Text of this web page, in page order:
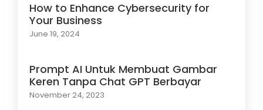
How to Enhance Cybersecurity for
Your Business
June 19, 2024
Prompt AI Untuk Membuat Gambar
Keren Tanpa Chat GPT Berbayar
November 24, 2023